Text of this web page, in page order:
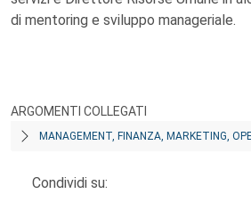
di mentoring e sviluppo manageriale.
ARGOMENTI COLLEGATI
MANAGEMENT, FINANZA, MARKETING,
Condividi su: